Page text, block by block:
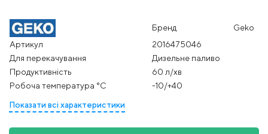
Бренд
Geko
Артикул
2016475046
Для перекачування
Дизельне паливо
Продуктивність
60 л/хв
Робоча температура °С
-10/+40
Показати всі характеристики